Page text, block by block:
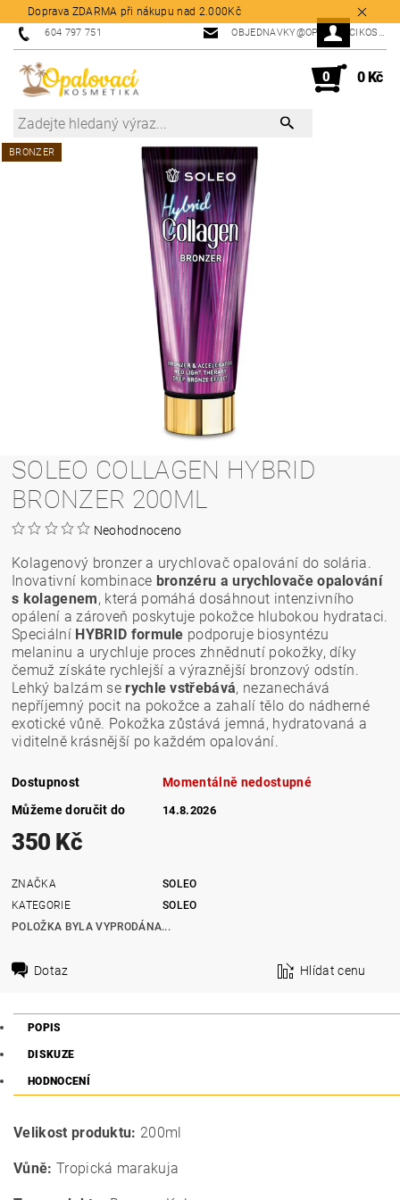
Doprava ZDARMA při nákupu nad 2.000Kč
604 797 751 OBJEDNAVKY@OPALOVACIKOSMETIKA.CZ
0 0 Kč
BRONZER
SOLEO COLLAGEN HYBRID
BRONZER 200ML
Neohodnoceno
Kolagenový bronzer a urychlovač opalování do solária.
Inovativní kombinace bronzéru a urychlovače opalování
s kolagenem, která pomáhá dosáhnout intenzivního
opálení a zároveň poskytuje pokožce hlubokou hydrataci.
Speciální HYBRID formule podporuje biosyntézu
melaninu a urychluje proces zhnědnutí pokožky, díky
čemuž získáte rychlejší a výraznější bronzový odstín.
Lehký balzám se rychle vstřebává, nezanechává
nepříjemný pocit na pokožce a zahalí tělo do nádherné
exotické vůně. Pokožka zůstává jemná, hydratovaná a
viditelně krásnější po každém opalování.
Dostupnost
Momentálně nedostupné
Můžeme doručit do
14.8.2026
350 Kč
ZNAČKA
SOLEO
KATEGORIE
SOLEO
POLOŽKA BYLA VYPRODÁNA...
Dotaz Hlídat cenu
POPIS
DISKUZE
HODNOCENÍ
Velikost produktu: 200ml
Vůně: Tropická marakuja